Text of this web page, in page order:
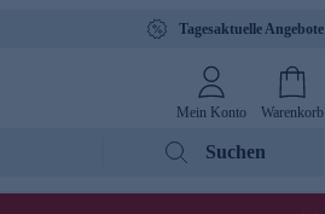
Tagesaktuelle Angebote
Mein Konto Warenkorb
Suchen